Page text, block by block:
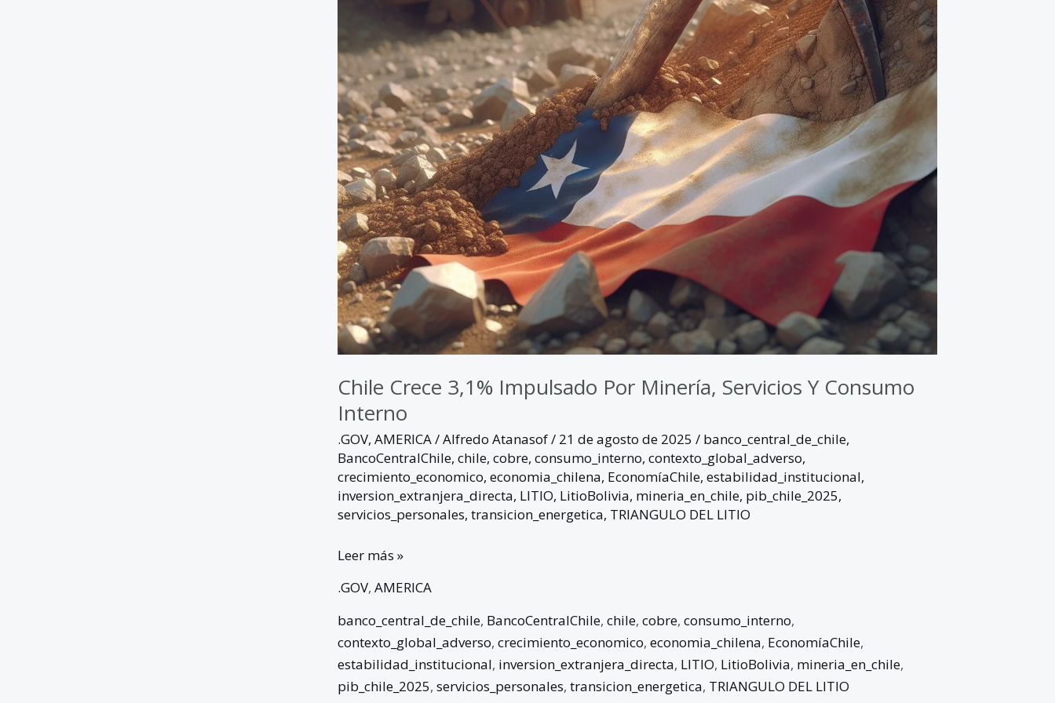
Chile Crece 3,1% Impulsado Por Minería, Servicios Y Consumo
Interno
.GOV, AMERICA/Alfredo Atanasof/ 21 de agosto de 2025 / banco_central_de_chile,
BancoCentralChile, chile, cobre, consumo_interno, contexto_global_adverso,
crecimiento_economico, economia_chilena, EconomíaChile, estabilidad_institucional,
inversion_extranjera_directa, LITIO, LitioBolivia, mineria_en_chile, pib_chile_2025,
servicios_personales, transicion_energetica, TRIANGULO DEL LITIO
Leer más »
.GOV, AMERICA
banco_central_de_chile, BancoCentralChile, chile, cobre, consumo_interno,
contexto_global_adverso, crecimiento_economico, economia_chilena, EconomíaChile,
estabilidad_institucional, inversion_extranjera_directa, LITIO, LitioBolivia, mineria_en_chile,
pib_chile_2025, servicios_personales, transicion_energetica, TRIANGULO DEL LITIO